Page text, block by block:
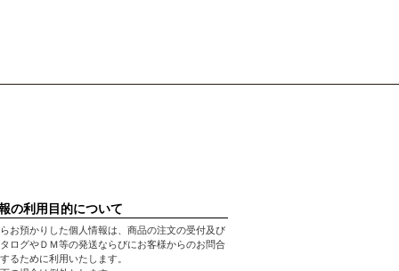
の利用目的について
お預かりした個人情報は、商品の注文の受付及び
ログやＤＭ等の発送ならびにお客様からのお問合
るために利用いたします。